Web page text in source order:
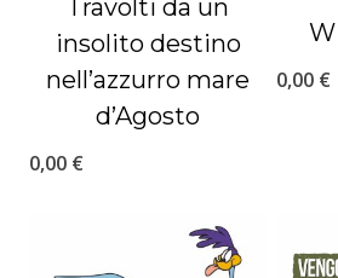
Travolti da un
insolito destino
nell’azzurro mare
d’Agosto
0,00 €
0,00 €